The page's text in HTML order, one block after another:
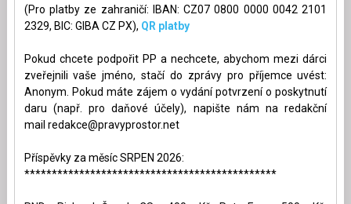
(Pro platby ze zahraničí: IBAN: CZ07 0800 0000 0042 2101
2329, BIC: GIBA CZ PX), QR platby
Pokud chcete podpořit PP a nechcete, abychom mezi dárci
zveřejnili vaše jméno, stačí do zprávy pro příjemce uvést:
Anonym. Pokud máte zájem o vydání potvrzení o poskytnutí
daru (např. pro daňové účely), napište nám na redakční
mail redakce@pravyprostor.net
Příspěvky za měsíc SRPEN 2026:
**********************************************